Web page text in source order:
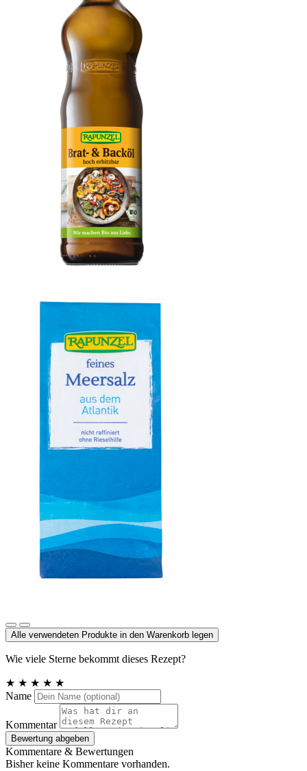
Alle verwendeten Produkte in den Warenkorb legen
Wie viele Sterne bekommt dieses Rezept?
★ ★ ★ ★ ★
Name
Kommentar
Bewertung abgeben
Kommentare & Bewertungen
Bisher keine Kommentare vorhanden.